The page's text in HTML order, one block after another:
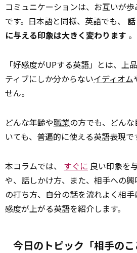
コミュニケーションは、お互いが
です。日本語と同様、英語でも、
に与える印象は大きく変わります 。
「好感度がUPする英語」とは、上
ティブにしか分からないイディオム
せん。
どんな年齢や職業の方でも、どん
いても、普遍的に使える英語表現で
本コラムでは、 すぐに 良い印象を
や、話しかけ方、また、相手への
の打ち方、自分の話を流れよく相
感度が上がる英語を紹介します。
今日のトピック「相手のこ